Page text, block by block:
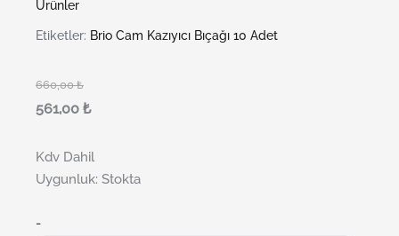
Ürünler
Etiketler: Brio Cam Kazıyıcı Bıçağı 10 Adet
660,00₺
561,00 ₺
Kdv Dahil
Uygunluk: Stokta
-